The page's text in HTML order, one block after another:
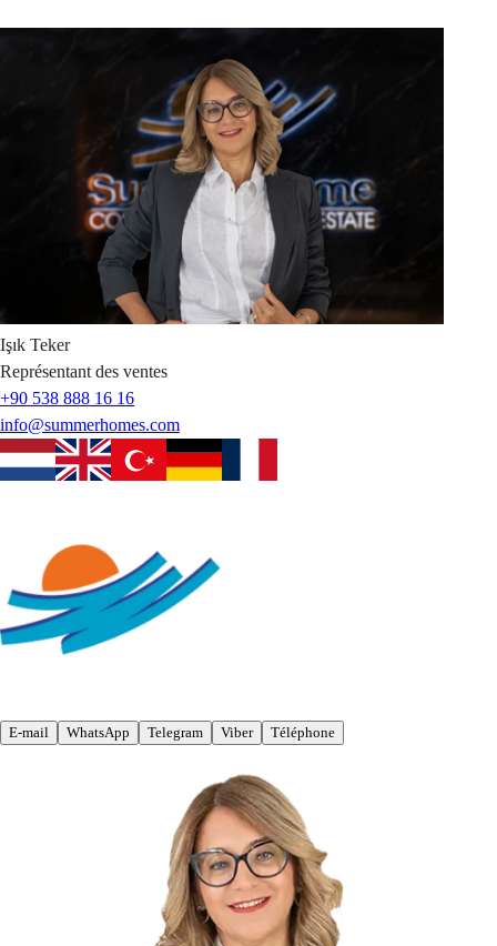
Işık Teker
Représentant des ventes
+90 538 888 16 16
info@summerhomes.com
E-mail WhatsApp Telegram Viber Téléphone